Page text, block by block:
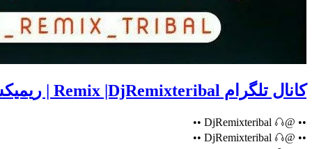
کانال تلگرام Remix |DjRemixteribal | ریمیکس تریبال
•• @DjRemixteribal 𖦤 ••
•• @DjRemixteribal 𖦤 ••